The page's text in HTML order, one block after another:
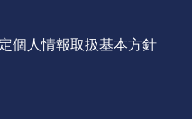
人情報取扱基本方針